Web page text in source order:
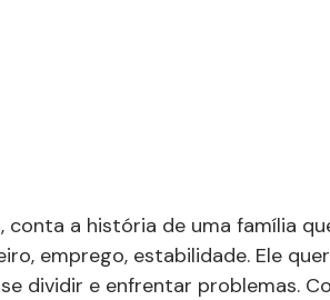
, conta a história de uma família
emprego, estabilidade. Ele
dividir e enfrentar problemas.